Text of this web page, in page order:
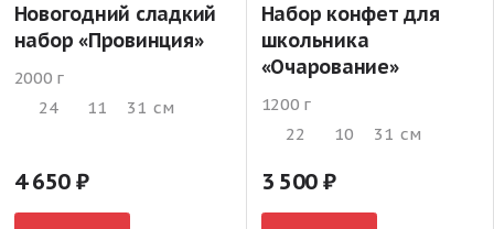
Новогодний сладкий
набор «Провинция»
2000 г
24
11 31 см
4 650
Набор конфет для
школьника
«Очарование»
1200 г
22
10 31 см
3 500